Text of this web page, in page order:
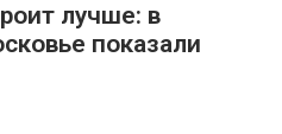
лучше: в
показали